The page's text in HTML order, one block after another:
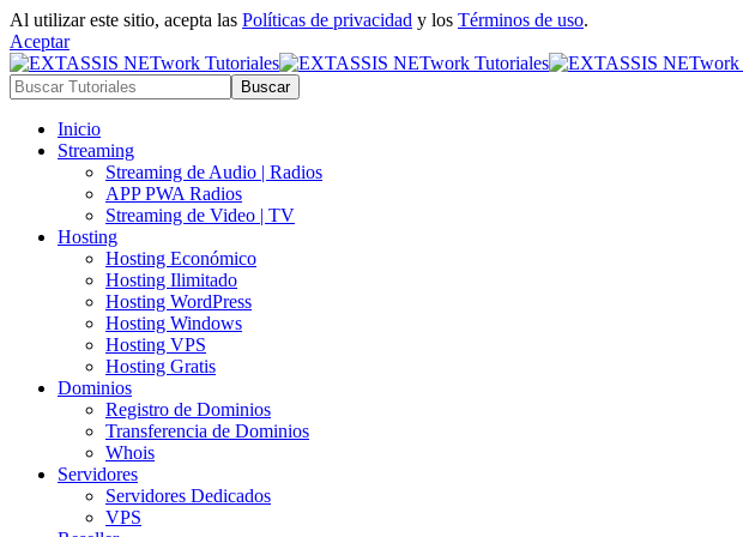
Al utilizar este sitio, acepta las Políticas de privacidad y los Términos de uso.
Aceptar
Inicio
Streaming
Streaming de Audio | Radios
APP PWA Radios
Streaming de Video | TV
Hosting
Hosting Económico
Hosting Ilimitado
Hosting WordPress
Hosting Windows
Hosting VPS
Hosting Gratis
Dominios
Registro de Dominios
Transferencia de Dominios
Whois
Servidores
Servidores Dedicados
VPS